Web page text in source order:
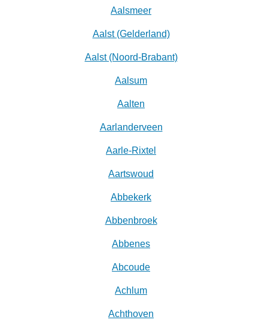
Aalsmeer
Aalst (Gelderland)
Aalst (Noord-Brabant)
Aalsum
Aalten
Aarlanderveen
Aarle-Rixtel
Aartswoud
Abbekerk
Abbenbroek
Abbenes
Abcoude
Achlum
Achthoven